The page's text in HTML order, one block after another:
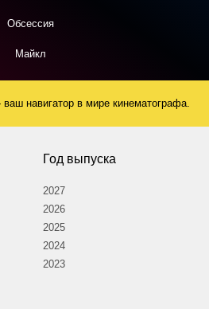
Обсессия
Майкл
навигатор в мире кинематографа.
Год выпуска
2027
2026
2025
2024
2023